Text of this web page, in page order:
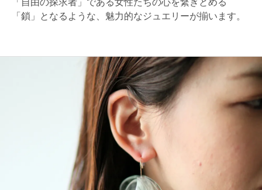
「自由の探求者」である女性たちの心を繋ぎとめる
「鎖」となるような、魅力的なジュエリーが揃います。